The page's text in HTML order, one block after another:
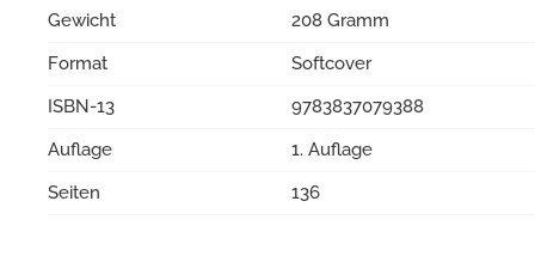
Gewicht
208 Gramm
Format
Softcover
ISBN-13
9783837079388
Auflage
1. Auflage
Seiten
136